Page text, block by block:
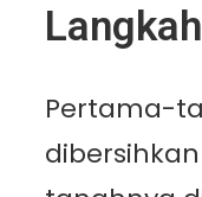
Pertama-